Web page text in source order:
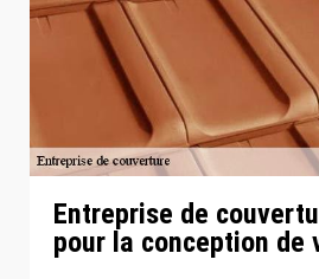
Entreprise de
pour la conception de